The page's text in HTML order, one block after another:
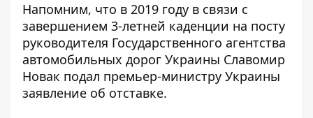
Напомним, что в 2019 году в связи с
завершением 3-летней каденции на посту
руководителя Государственного агентства
автомобильных дорог Украины Славомир
Новак подал премьер-министру Украины
заявление об отставке.